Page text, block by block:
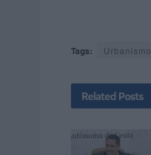
Tags: Urbanismo
Related Posts